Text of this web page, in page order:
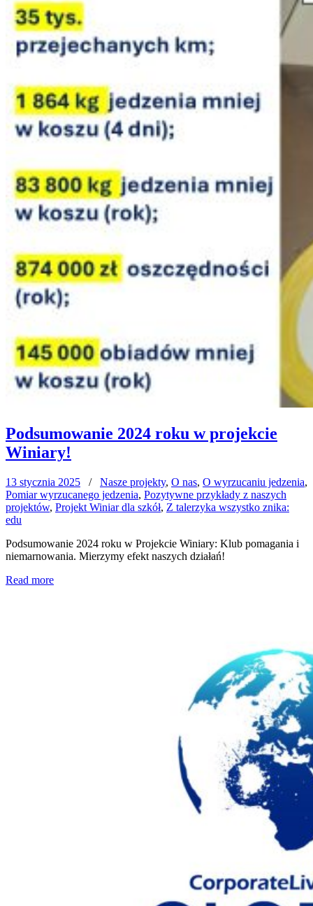
Podsumowanie 2024 roku w projekcie
Winiary!
13 stycznia 2025 / Nasze projekty, O nas, O wyrzucaniu jedzenia,
Pomiar wyrzucanego jedzenia, Pozytywne przykłady z naszych
projektów, Projekt Winiar dla szkół, Z talerzyka wszystko znika:
edu
Podsumowanie 2024 roku w Projekcie Winiary: Klub pomagania i
niemarnowania. Mierzymy efekt naszych działań!
Read more